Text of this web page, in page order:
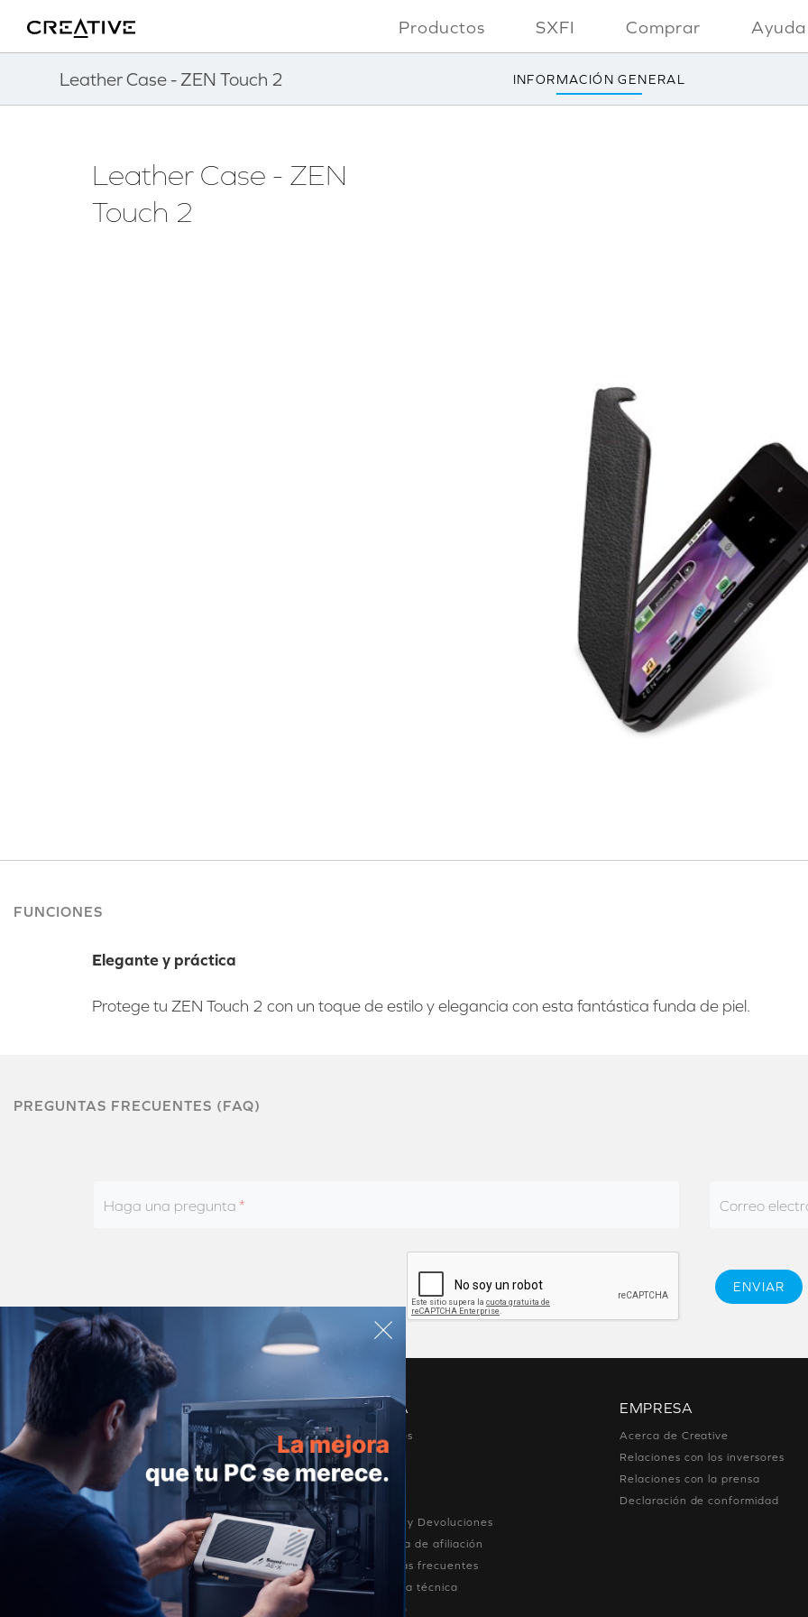
Productos SXFI Comprar Ayuda
Leather Case - ZEN Touch 2 INFORMACIÓN GENERAL
Volver arriba
Leather Case - ZEN
Touch 2
FUNCIONES
Elegante y práctica
Protege tu ZEN Touch 2 con un toque de estilo y elegancia con esta fantástica funda de piel.
PREGUNTAS FRECUENTES (FAQ)
Haga una pregunta Correo
ENVIAR
PRODUCTOS
Super X-Fi
Sound Blaster
Altavoces
Auriculares
Soluciones de trabajo
Cámaras web
Adaptadores & accesorios
Entusiastas del sonido
Ofertas de paquetes
AYUDA
Productos
Pago
Pedidos
Garantía y Devoluciones
Programa de afiliación
Preguntas frecuentes
Asistencia técnica
Contacto
EMPRESA
Acerca de Creative
Relaciones con los inversores
Relaciones con la prensa
Declaración de conformidad